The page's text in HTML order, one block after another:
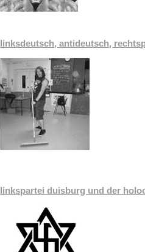
linksdeutsch, antideutsch,
linkspartei duisburg und der